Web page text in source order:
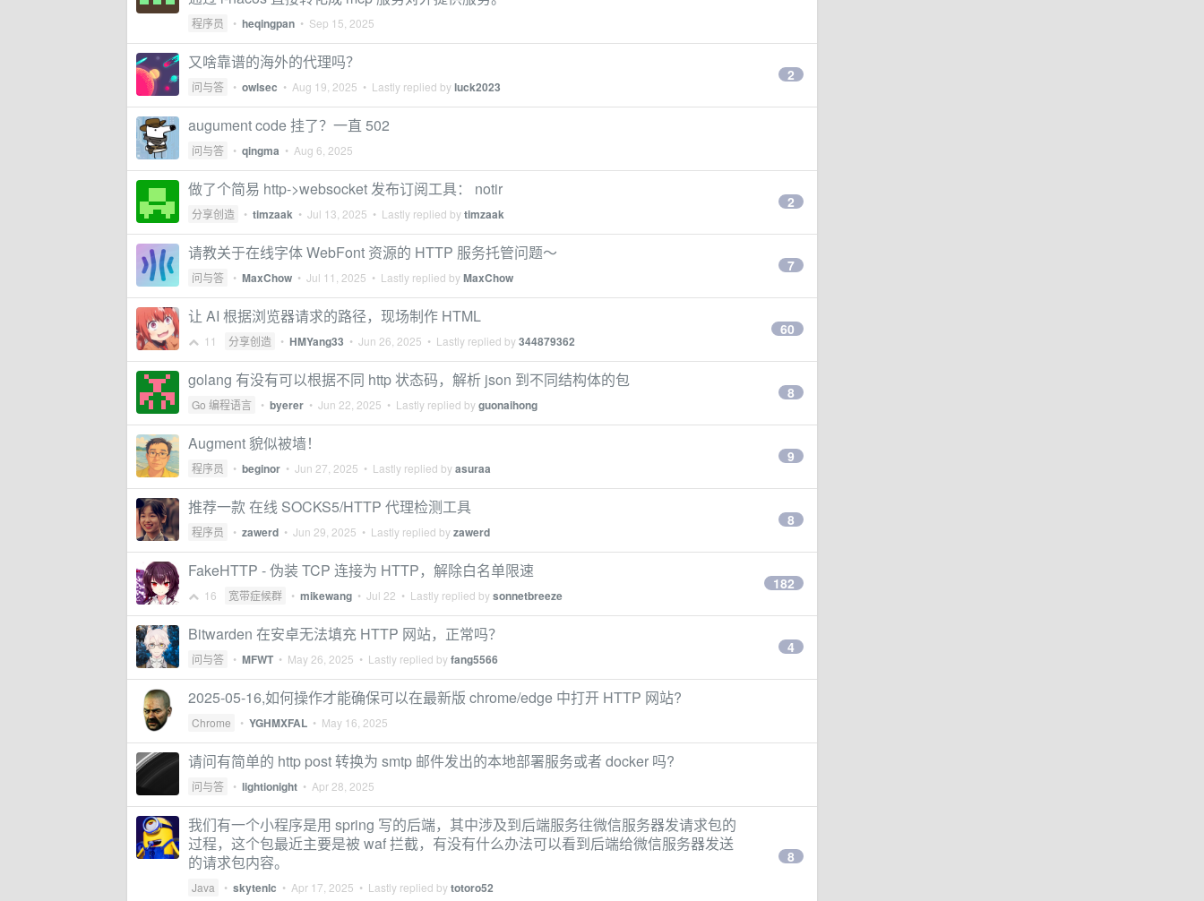
程序员 • heqingpan • Sep 15, 2025
又啥靠谱的海外的代理吗？
问与答 • owlsec • Aug 19, 2025 • Lastly replied byluck2023
2
augument code 挂了？一直 502
问与答 • qingma • Aug 6, 2025
做了个简易 http->websocket 发布订阅工具： notir
分享创造 • timzaak • Jul 13, 2025 • Lastly replied bytimzaak
2
请教关于在线字体 WebFont 资源的 HTTP 服务托管问题～
问与答 • MaxChow • Jul 11, 2025 • Lastly replied byMaxChow
7
让 AI 根据浏览器请求的路径，现场制作 HTML
11 分享创造 • HMYang33 • Jun 26, 2025 • Lastly replied by344879362
60
golang 有没有可以根据不同 http 状态码，解析 json 到不同结构体的包
Go 编程语言 • byerer • Jun 22, 2025 • Lastly replied byguonaihong
8
Augment 貌似被墙！
程序员 • beginor • Jun 27, 2025 • Lastly replied byasuraa
9
推荐一款 在线 SOCKS5/HTTP 代理检测工具
程序员 • zawerd • Jun 29, 2025 • Lastly replied byzawerd
8
FakeHTTP - 伪装 TCP 连接为 HTTP，解除白名单限速
16 宽带症候群 • mikewang • Jul 22 • Lastly replied bysonnetbreeze
182
Bitwarden 在安卓无法填充 HTTP 网站，正常吗？
问与答 • MFWT • May 26, 2025 • Lastly replied byfang5566
4
2025-05-16,如何操作才能确保可以在最新版 chrome/edge 中打开 HTTP 网站?
Chrome • YGHMXFAL • May 16, 2025
请问有简单的 http post 转换为 smtp 邮件发出的本地部署服务或者 docker 吗?
问与答 • lightionight • Apr 28, 2025
我们有一个小程序是用 spring 写的后端，其中涉及到后端服务往微信服务器发请求包的
过程，这个包最近主要是被 waf 拦截，有没有什么办法可以看到后端给微信服务器发送
的请求包内容。
Java • skytenlc • Apr 17, 2025 • Lastly replied bytotoro52
8